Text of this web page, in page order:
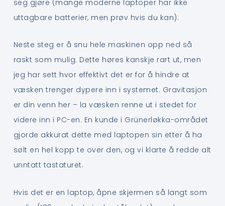
seg gjøre (mange moderne laptoper har ikke
uttagbare batterier, men prøv hvis du kan).
Neste steg er å snu hele maskinen opp ned så
raskt som mulig. Dette høres kanskje rart ut, men
jeg har sett hvor effektivt det er for å hindre at
væsken trenger dypere inn i systemet. Gravitasjon
er din venn her – la væsken renne ut i stedet for
videre inn i PC-en. En kunde i Grünerløkka-området
gjorde akkurat dette med laptopen sin etter å ha
sølt en hel kopp te over den, og vi klarte å redde alt
unntatt tastaturet.
Hvis det er en laptop, åpne skjermen så langt som